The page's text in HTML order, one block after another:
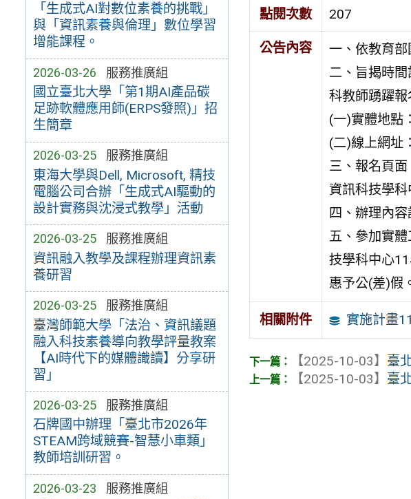
「生成式AI對數位素養的挑戰」
與「資訊素養與倫理」數位學習
增能課程。
2026-03-26 服務推廣組
國立臺北大學「第1期AI產品碳
足跡軟體應用師(ERPS發照)」招
生簡章
2026-03-25 服務推廣組
東海大學與Dell, Microsoft, 精技
電腦公司合辦「生成式AI驅動的
設計實務與沈浸式教學」活動
2026-03-25 服務推廣組
資訊融入教學及課程辦理資訊素
養研習
2026-03-25 服務推廣組
臺灣師範大學「法治、資訊議題
融入科技素養導向教學評量教案
【AI時代下的媒體識讀】分享研
習」
2026-03-25 服務推廣組
石牌國中辦理「臺北市2026年
STEAM跨域競賽-智慧小車類」
教師培訓研習。
2026-03-23 服務推廣組
點閱次數 207
公告內容
一、依教育
二、旨揭時
科教師踴躍報
(一)實體地點
(二)線上網址：
三、報名頁
資訊科技學
四、辦理內
五、參加實
技學科中心
惠予公(差)假
相關附件 實施計畫
【2025-10-03】 臺
【2025-10-03】 臺